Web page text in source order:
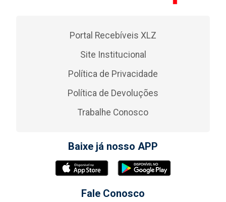
Portal Recebíveis XLZ
Site Institucional
Política de Privacidade
Política de Devoluções
Trabalhe Conosco
Baixe já nosso APP
Fale Conosco